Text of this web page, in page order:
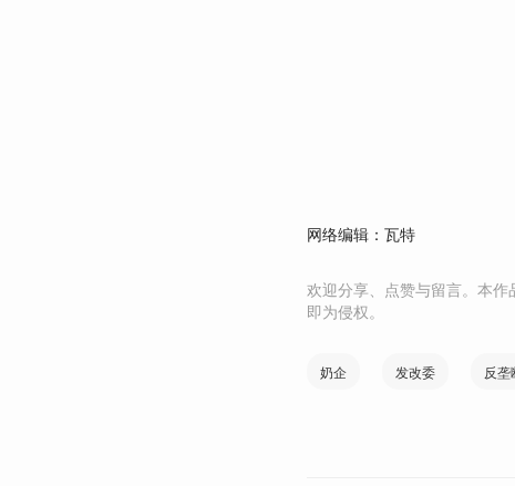
网络编辑：瓦特
欢迎分享、点赞与留言。本
即为侵权。
奶企 发改委 反垄